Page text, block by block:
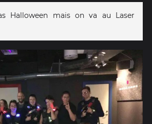
Halloween mais on va au Laser